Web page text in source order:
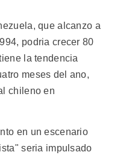
que alcanzo a
podria crecer 80
la tendencia
meses del ano,
chileno en
en un escenario
seria impulsado